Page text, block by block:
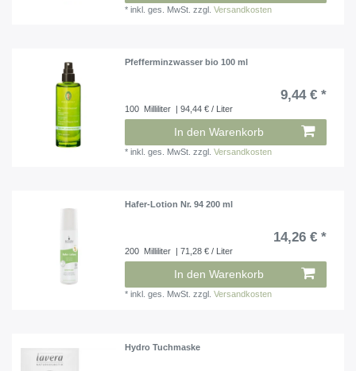
*inkl. ges. MwSt. zzgl.Versandkosten
Pfefferminzwasser bio 100 ml
9,44 € *
100 Milliliter | 94,44 € / Liter
In den Warenkorb
*inkl. ges. MwSt. zzgl.Versandkosten
Hafer-Lotion Nr. 94 200 ml
14,26 € *
200 Milliliter | 71,28 € / Liter
In den Warenkorb
*inkl. ges. MwSt. zzgl.Versandkosten
Hydro Tuchmaske